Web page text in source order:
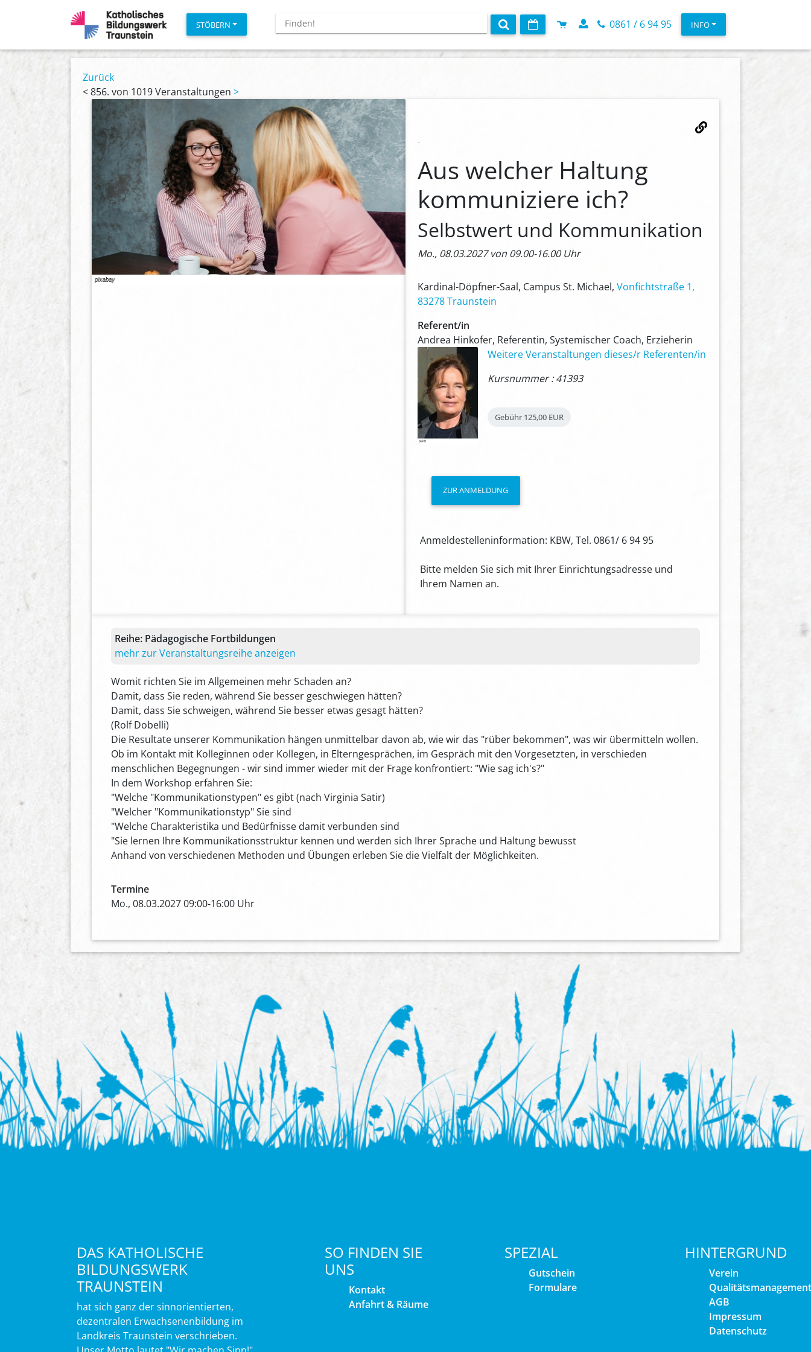
STÖBERN 0861 / 6 94 95 INFO
Zurück
<856. von 1019 Veranstaltungen >
Aus welcher Haltung
kommuniziere ich?
Selbstwert und Kommunikation
Mo., 08.03.2027 von 09.00-16.00 Uhr
Kardinal-Döpfner-Saal, Campus St. Michael, Vonfichtstraße 1,
83278 Traunstein
Referent/in
Andrea Hinkofer, Referentin, Systemischer Coach, Erzieherin
Weitere Veranstaltungen dieses/r Referenten/in
Kursnummer : 41393
Gebühr 125,00 EUR
ZUR ANMELDUNG
Anmeldestelleninformation: KBW, Tel. 0861/ 6 94 95
Bitte melden Sie sich mit Ihrer Einrichtungsadresse und
Ihrem Namen an.
Reihe: Pädagogische Fortbildungen
mehr zur Veranstaltungsreihe anzeigen
Womit richten Sie im Allgemeinen mehr Schaden an?
Damit, dass Sie reden, während Sie besser geschwiegen hätten?
Damit, dass Sie schweigen, während Sie besser etwas gesagt hätten?
(Rolf Dobelli)
Die Resultate unserer Kommunikation hängen unmittelbar davon ab, wie wir das "rüber bekommen", was wir übermitteln wollen.
Ob im Kontakt mit Kolleginnen oder Kollegen, in Elterngesprächen, im Gespräch mit den Vorgesetzten, in verschieden
menschlichen Begegnungen - wir sind immer wieder mit der Frage konfrontiert: "Wie sag ich's?"
In dem Workshop erfahren Sie:
"Welche "Kommunikationstypen" es gibt (nach Virginia Satir)
"Welcher "Kommunikationstyp" Sie sind
"Welche Charakteristika und Bedürfnisse damit verbunden sind
"Sie lernen Ihre Kommunikationsstruktur kennen und werden sich Ihrer Sprache und Haltung bewusst
Anhand von verschiedenen Methoden und Übungen erleben Sie die Vielfalt der Möglichkeiten.
Termine
Mo., 08.03.2027 09:00-16:00 Uhr
DAS KATHOLISCHE
BILDUNGSWERK
TRAUNSTEIN
hat sich ganz der sinnorientierten,
dezentralen Erwachsenenbildung im
Landkreis Traunstein verschrieben.
SO FINDEN SIE
UNS
Kontakt
Anfahrt & Räume
SPEZIAL
Gutschein
Formulare
HINTERGRUND
Verein
Qualitätsmanagement
AGB
Impressum
Datenschutz